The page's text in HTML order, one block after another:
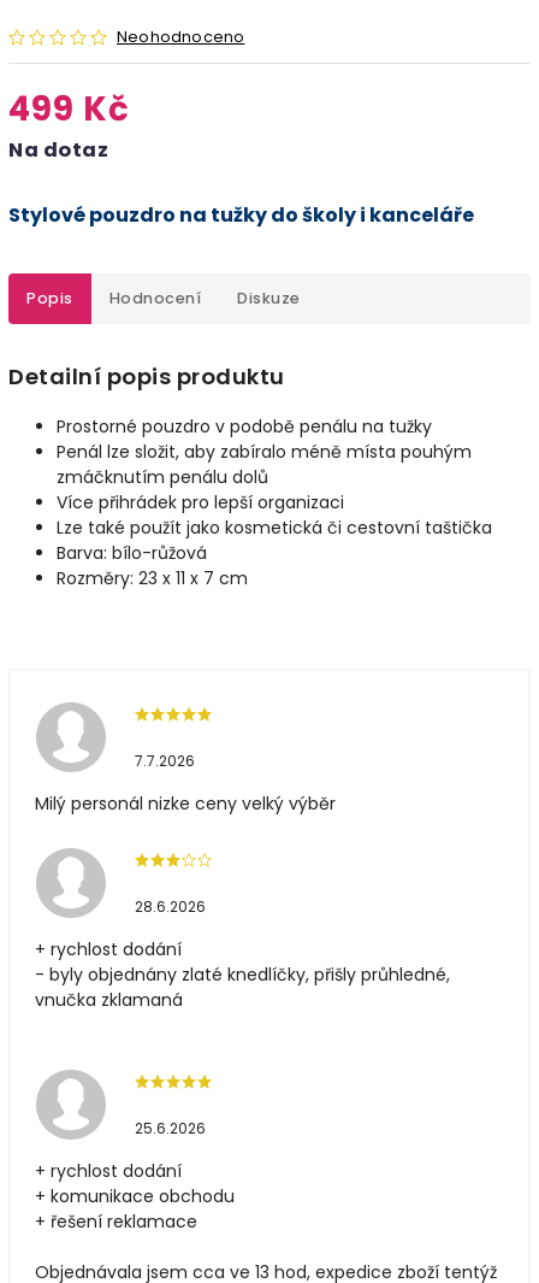
Neohodnoceno
499 Kč
Na dotaz
Stylové pouzdro na tužky do školy i kanceláře
Popis Hodnocení Diskuze
Detailní popis produktu
Prostorné pouzdro v podobě penálu na tužky
Penál lze složit, aby zabíralo méně místa pouhým
zmáčknutím penálu dolů
Více přihrádek pro lepší organizaci
Lze také použít jako kosmetická či cestovní taštička
Barva: bílo-růžová
Rozměry: 23 x 11 x 7 cm
7.7.2026
Milý personál nizke ceny velký výběr
28.6.2026
+ rychlost dodání
- byly objednány zlaté knedlíčky, přišly průhledné,
vnučka zklamaná
25.6.2026
+ rychlost dodání
+ komunikace obchodu
+ řešení reklamace
Objednávala jsem cca ve 13 hod, expedice zboží tentýž